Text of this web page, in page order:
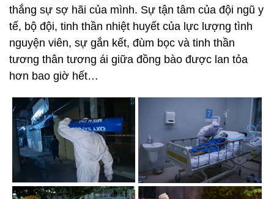
thắng sự sợ hãi của mình. Sự tận tâm của đội ngũ y
tế, bộ đội, tinh thần nhiệt huyết của lực lượng tình
nguyện viên, sự gắn kết, đùm bọc và tinh thần
tương thân tương ái giữa đồng bào được lan tỏa
hơn bao giờ hết…